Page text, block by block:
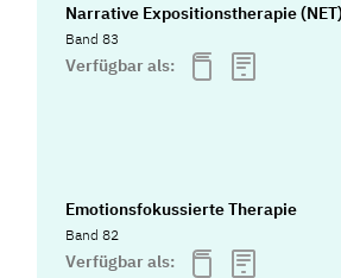
Narrative Expositionstherapie (NET)
Band 83
Verfügbar als:
Emotionsfokussierte Therapie
Band 82
Verfügbar als: